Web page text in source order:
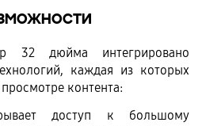
32 дюйма интегрировано
каждая из которых
контента:
доступ к большому